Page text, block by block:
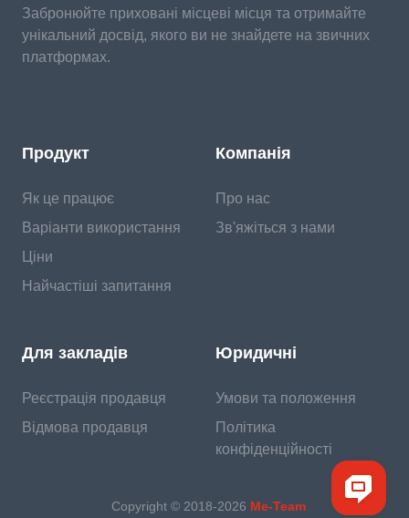
Забронюйте приховані місцеві місця та отримайте
унікальний досвід, якого ви не знайдете на звичних
платформах.
Продукт
Як це працює
Варіанти використання
Ціни
Найчастіші запитання
Компанія
Про нас
Зв'яжіться з нами
Для закладів
Реєстрація продавця
Відмова продавця
Юридичні
Умови та положення
Політика
конфіденційності
Copyright © 2018-2026 Me-Team